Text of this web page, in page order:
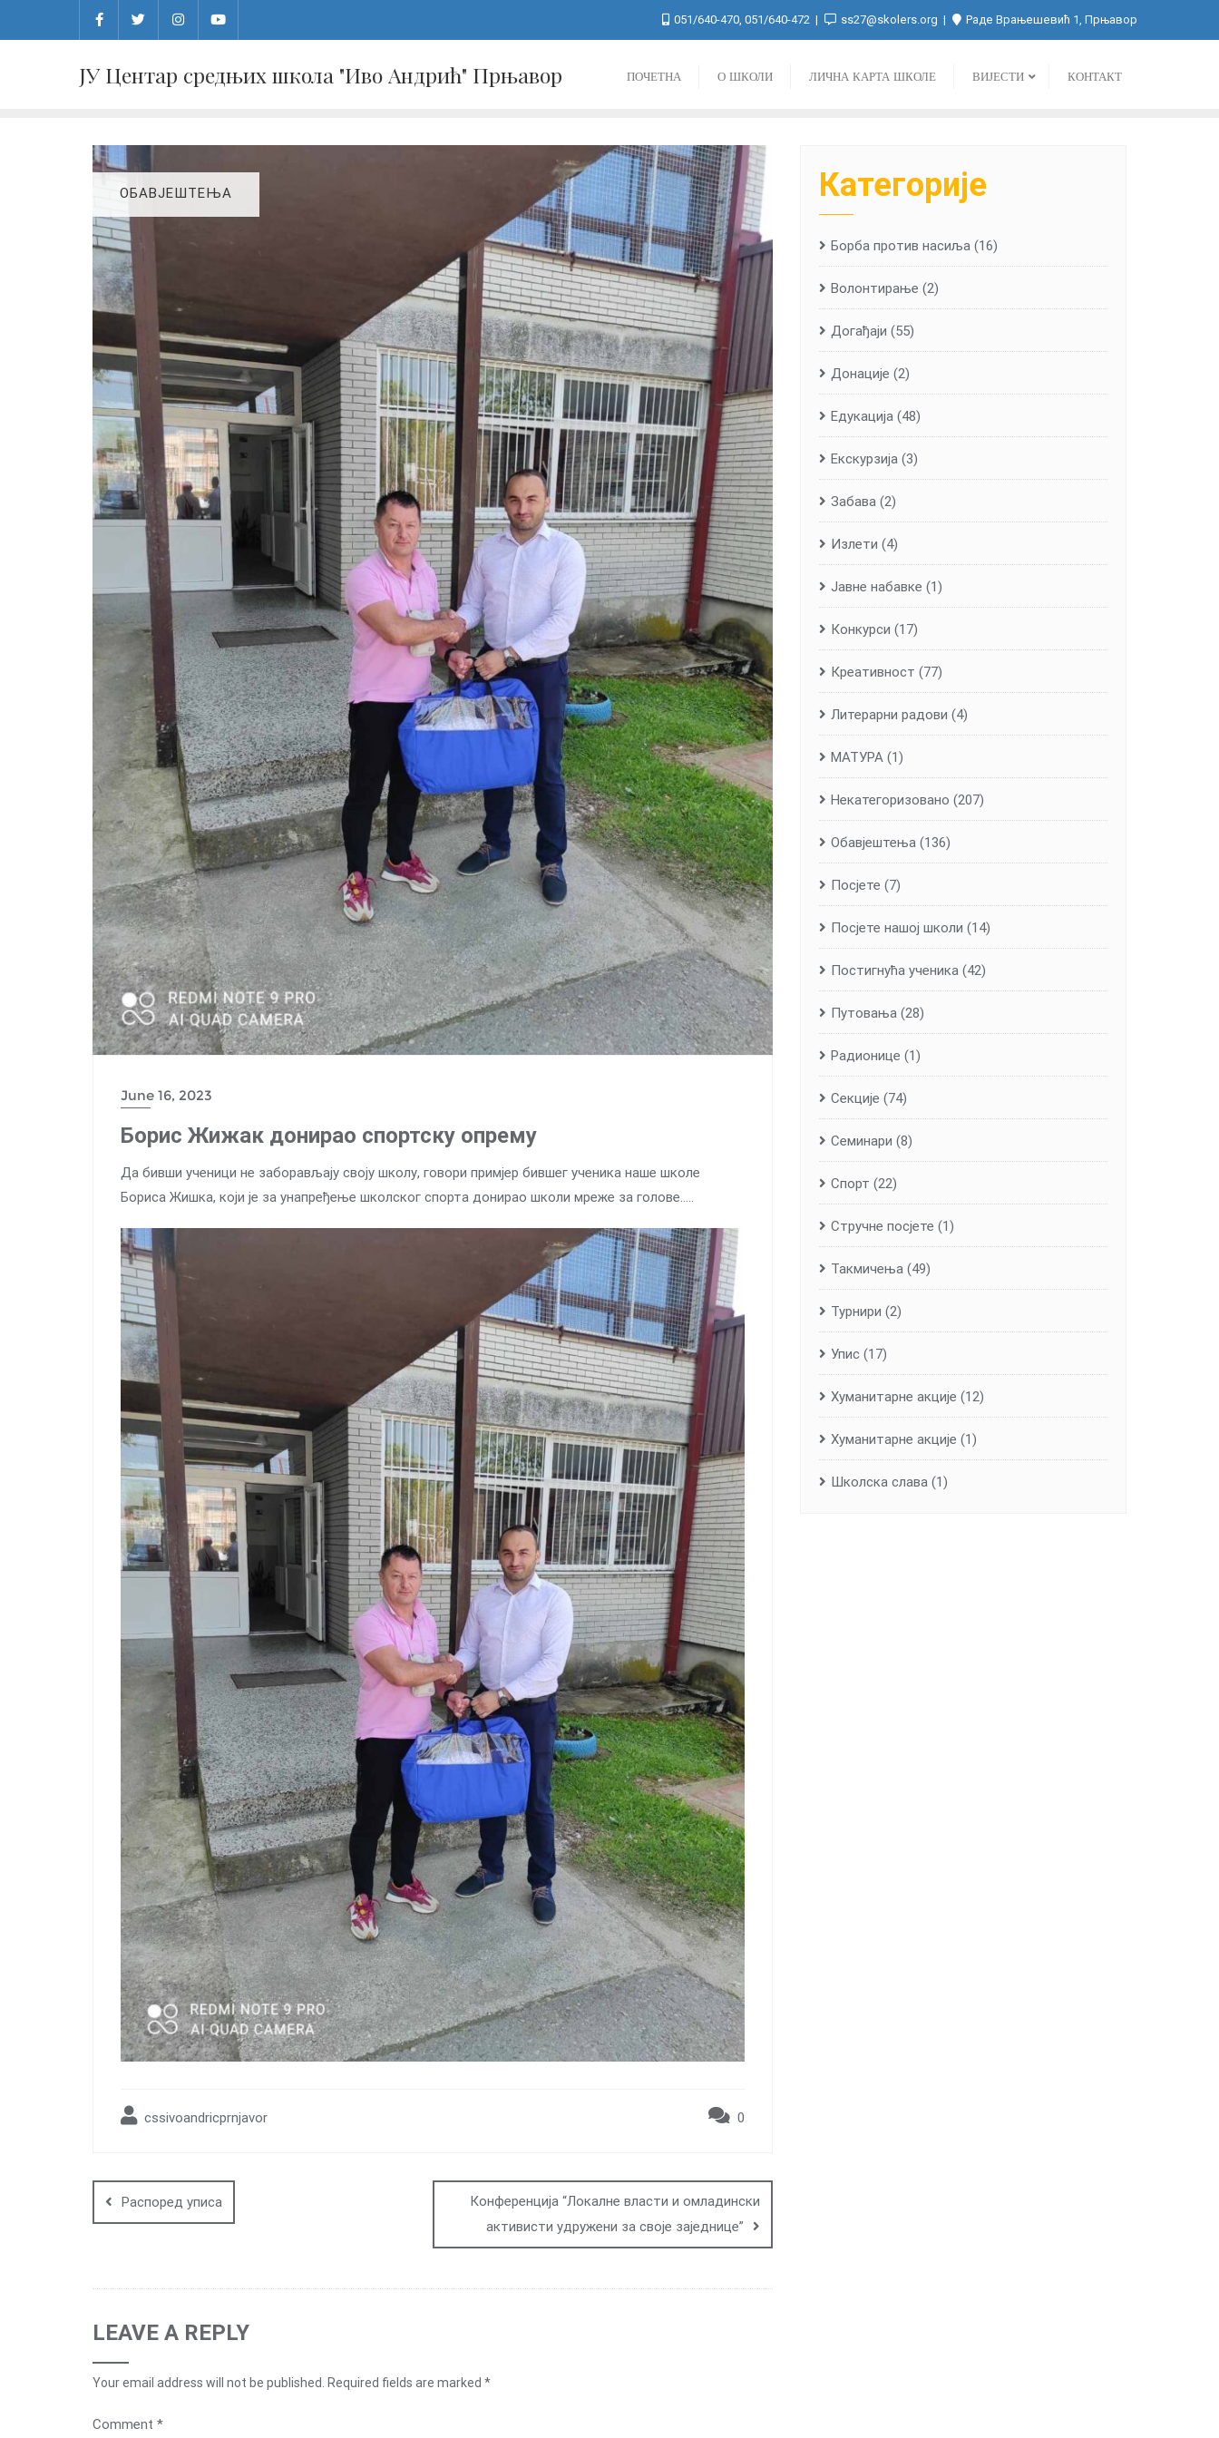
051/640-470, 051/640-472 ss27@skolers.org Раде Врањешевић 1, Прњавор
ЈУ Центар средњих школа "Иво Андрић" Прњавор ПОЧЕТНА О ШКОЛИ ЛИЧНА КАРТА ШКОЛЕ ВИЈЕСТИ КОНТАКТ
ОБАВЈЕШТЕЊА
June 16, 2023
Борис Жижак донирао спортску опрему
Да бивши ученици не заборављају своју школу, говори примјер бившег ученика наше школе
Бориса Жишка, који је за унапређење школског спорта донирао школи мреже за голове…..
cssivoandricprnjavor 0
navigation
Распоред уписа
Конференција “Локалне власти и омладински
активисти удружени за своје заједнице”
LEAVE A REPLY
Your email address will not be published. Required fields are marked *
Comment *
Категорије
Борба против насиља (16)
Волонтирање (2)
Догађаји (55)
Донације (2)
Едукација (48)
Екскурзија (3)
Забава (2)
Излети (4)
Јавне набавке (1)
Конкурси (17)
Креативност (77)
Литерарни радови (4)
МАТУРА (1)
Некатегоризовано (207)
Обавјештења (136)
Посјете (7)
Посјете нашој школи (14)
Постигнућа ученика (42)
Путовања (28)
Радионице (1)
Секције (74)
Семинари (8)
Спорт (22)
Стручне посјете (1)
Такмичења (49)
Турнири (2)
Упис (17)
Хуманитарне aкције (12)
Хуманитарне акције (1)
Школска слава (1)